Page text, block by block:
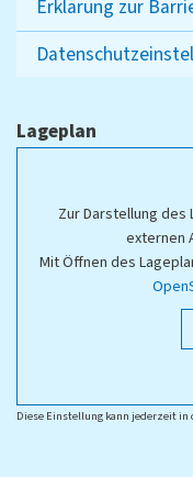
Erklärung zur
Lageplan
Zur Darstellung
externen
Mit Öffnen des
Diese Einstellung kann jederzeit in